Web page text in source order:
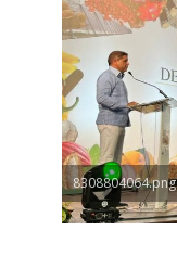
8308804064.png